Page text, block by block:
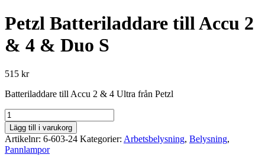
Petzl Batteriladdare till Accu 2
& 4 & Duo S
515 kr
Batteriladdare till Accu 2 & 4 Ultra från Petzl
Petzl
Batteriladdare
till
Accu
2
Lägg till i varukorg
Artikelnr: 6-603-24 Kategorier: Arbetsbelysning, Belysning,
Pannlampor